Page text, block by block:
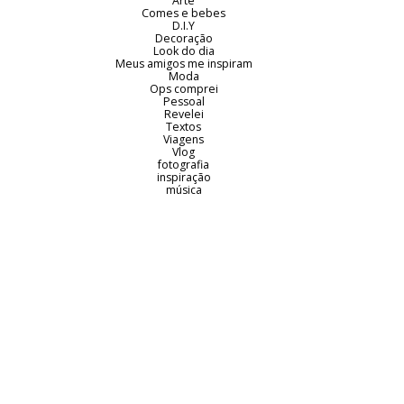
Comes e bebes
D.I.Y
Decoração
Look do dia
Meus amigos me inspiram
Moda
Ops comprei
Pessoal
Revelei
Textos
Viagens
Vlog
fotografia
inspiração
música